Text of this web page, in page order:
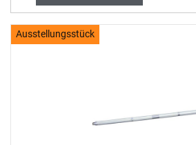
Ausstellungsstück